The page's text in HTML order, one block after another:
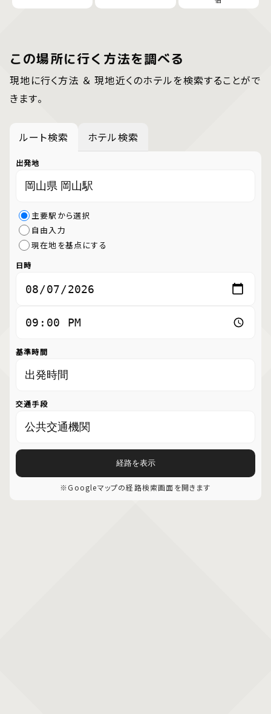
この場所に行く方法を調べる
現地に行く方法 ＆ 現地近くのホテルを検索することがで
きます。
ルート検索 ホテル検索
出発地
主要駅から選択
自由入力
現在地を基点にする
日時
基準時間
交通手段
経路を表示
※Googleマップの経路検索画面を開きます